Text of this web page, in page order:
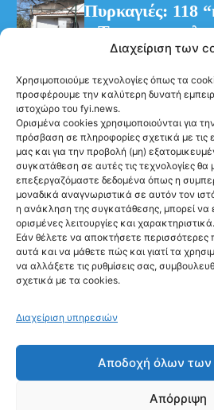
Διαχείριση των
Χρησιμοποιούμε τεχνολογίες όπως τα
προσφέρουμε την καλύτερη δυνατή
ιστοχώρο του fyi.news.
Ορισμένα cookies χρησιμοποιούνται για
πρόσβαση σε πληροφορίες σχετικά με τις
μας και για την προβολή (μη)
συγκατάθεση σε αυτές τις τεχνολογίες θα
επεξεργαζόμαστε δεδομένα όπως η
μοναδικά αναγνωριστικά σε αυτόν τον
η ανάκληση της συγκατάθεσης, μπορεί να
ορισμένες λειτουργίες και χαρακτηριστικά.
Εάν θέλετε να αποκτήσετε περισσότερες
αυτά και να μάθετε πώς και γιατί τα
να αλλάξετε τις ρυθμίσεις σας,
σχετικά με τα cookies.
Διαχείριση υπηρεσιών
Αποδοχή όλων των
Απόρριψη
Πυρκαγιές: 118
– Τρεις
φωτιά στη
Ακολούθησέ μας
Newsletter